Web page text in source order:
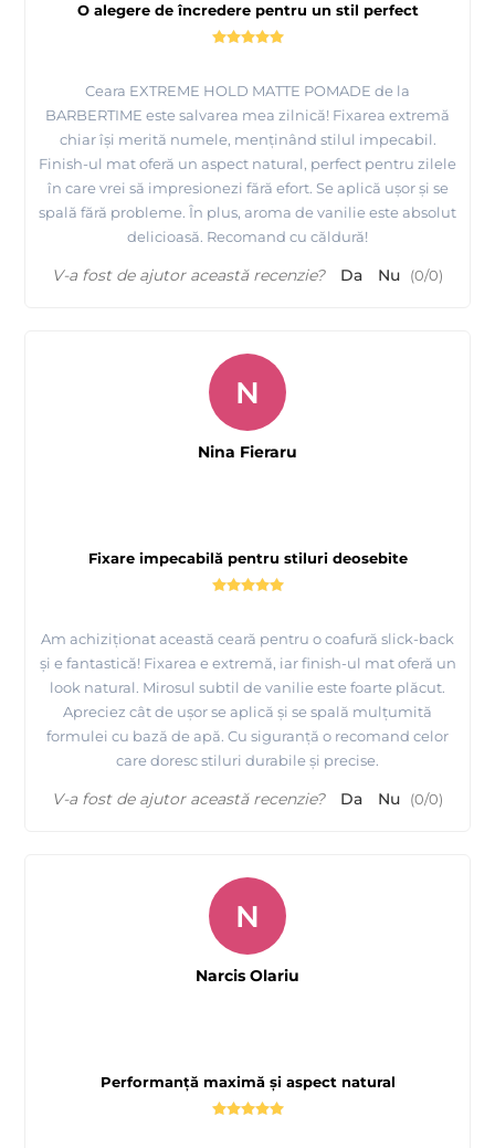
O alegere de încredere pentru un stil perfect
Ceara EXTREME HOLD MATTE POMADE de la
BARBERTIME este salvarea mea zilnică! Fixarea extremă
chiar își merită numele, menținând stilul impecabil.
Finish-ul mat oferă un aspect natural, perfect pentru zilele
în care vrei să impresionezi fără efort. Se aplică ușor și se
spală fără probleme. În plus, aroma de vanilie este absolut
delicioasă. Recomand cu căldură!
V-a fost de ajutor această recenzie? Da Nu (0/0)
Fixare impecabilă pentru stiluri deosebite
Am achiziționat această ceară pentru o coafură slick-back
și e fantastică! Fixarea e extremă, iar finish-ul mat oferă un
look natural. Mirosul subtil de vanilie este foarte plăcut.
Apreciez cât de ușor se aplică și se spală mulțumită
formulei cu bază de apă. Cu siguranță o recomand celor
care doresc stiluri durabile și precise.
N
Nina Fieraru
V-a fost de ajutor această recenzie? Da Nu (0/0)
Performanță maximă și aspect natural
N
Narcis Olariu